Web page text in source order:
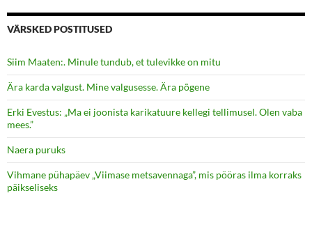
VÄRSKED POSTITUSED
Siim Maaten:. Minule tundub, et tulevikke on mitu
Ära karda valgust. Mine valgusesse. Ära põgene
Erki Evestus: „Ma ei joonista karikatuure kellegi tellimusel. Olen vaba
mees.”
Naera puruks
Vihmane pühapäev „Viimase metsavennaga”, mis pööras ilma korraks
päikseliseks